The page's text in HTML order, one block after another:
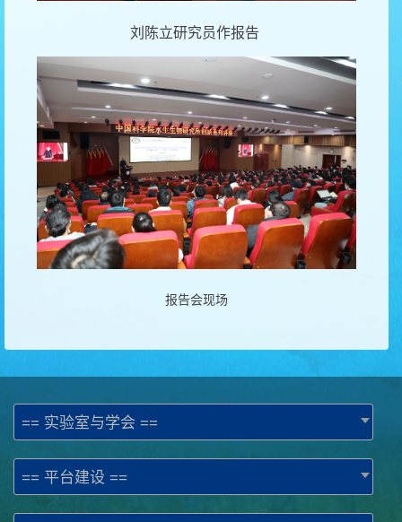
刘陈立研究员作报告
报告会现场
== 实验室与学会 ==
== 平台建设 ==